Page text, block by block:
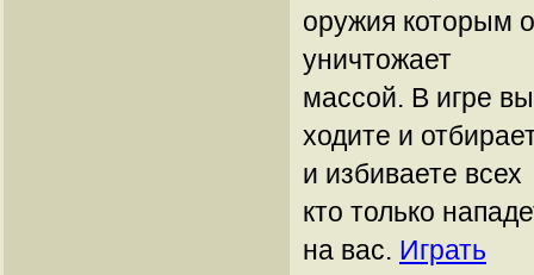
оружия которым
уничтожает
массой. В игре вы
ходите и
и избиваете всех
кто только
на вас. Играть